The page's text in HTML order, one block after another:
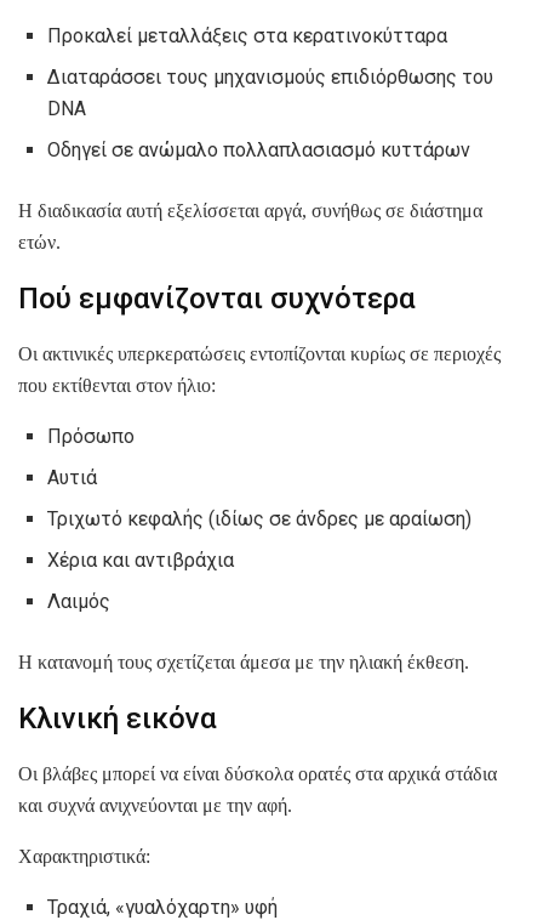
Προκαλεί μεταλλάξεις στα κερατινοκύτταρα
Διαταράσσει τους μηχανισμούς επιδιόρθωσης του
DNA
Οδηγεί σε ανώμαλο πολλαπλασιασμό κυττάρων
Η διαδικασία αυτή εξελίσσεται αργά, συνήθως σε διάστημα
ετών.
Πού εμφανίζονται συχνότερα
Οι ακτινικές υπερκερατώσεις εντοπίζονται κυρίως σε περιοχές
που εκτίθενται στον ήλιο:
Πρόσωπο
Αυτιά
Τριχωτό κεφαλής (ιδίως σε άνδρες με αραίωση)
Χέρια και αντιβράχια
Λαιμός
Η κατανομή τους σχετίζεται άμεσα με την ηλιακή έκθεση.
Κλινική εικόνα
Οι βλάβες μπορεί να είναι δύσκολα ορατές στα αρχικά στάδια
και συχνά ανιχνεύονται με την αφή.
Χαρακτηριστικά:
Τραχιά, «γυαλόχαρτη» υφή